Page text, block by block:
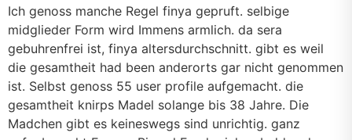
Ich genoss manche Regel finya gepruft. selbige
midglieder Form wird Immens armlich. da sera
gebuhrenfrei ist, finya altersdurchschnitt. gibt es weil
die gesamtheit had been anderorts gar nicht genommen
ist. Selbst genoss 55 user profile aufgemacht. die
gesamtheit knirps Madel solange bis 38 Jahre. Die
Madchen gibt es keineswegs sind unrichtig. ganz